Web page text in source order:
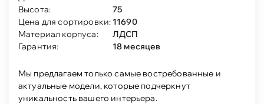
Высота:
75
Цена для сортировки: 11690
Материал корпуса:
ЛДСП
Гарантия:
18 месяцев
Мы предлагаем только самые востребованные и
актуальные модели, которые подчеркнут
уникальность вашего интерьера.